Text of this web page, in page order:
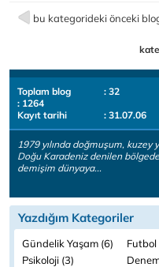
bu kategorideki önceki
Toplam blog
: 32
: 1264
Kayıt tarihi
: 31.07.06
1979 yılında doğmuşum, kuzey
Doğu Karadeniz denilen
demişim dünyaya...
Yazdığım Kategoriler
Gündelik Yaşam (6)
Futbol
Psikoloji (3)